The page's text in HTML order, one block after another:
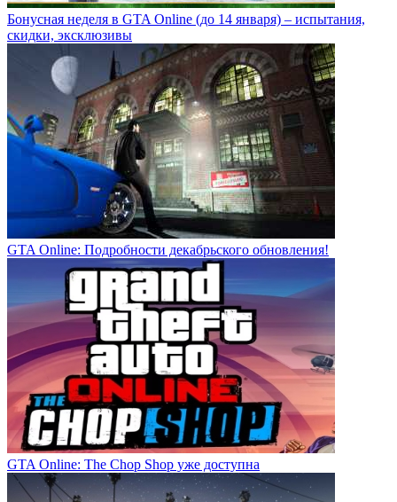
Бонусная неделя в GTA Online (до 14 января) – испытания,
скидки, эксклюзивы
GTA Online: Подробности декабрьского обновления!
GTA Online: The Chop Shop уже доступна